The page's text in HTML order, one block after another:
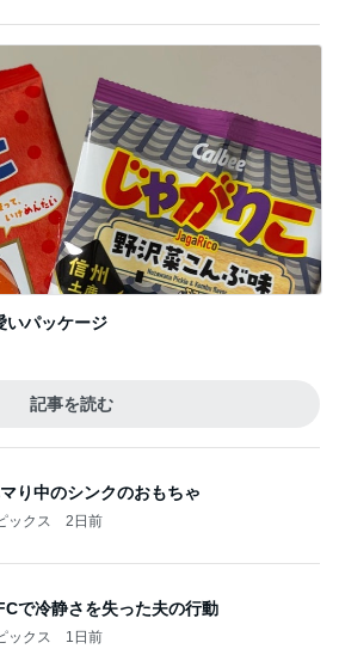
いパッケージ
記事を読む
り中のシンクのおもちゃ
ックス 2日前
で冷静さを失った夫の行動
ックス 1日前